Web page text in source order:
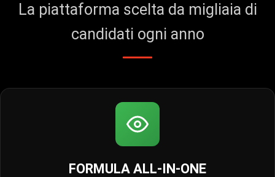
La piattaforma scelta da migliaia di
candidati ogni anno
FORMULA ALL‑IN‑ONE